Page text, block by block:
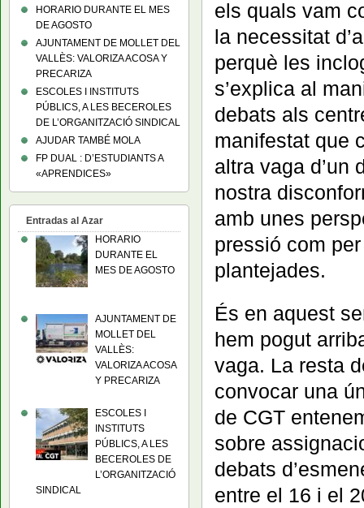
els quals vam
la necessitat
perquè les
s’explica al
debats als
manifestat que
altra vaga d’un
nostra
amb unes
pressió com
plantejades.
És en aquest
hem pogut
vaga. La resta
convocar una
de CGT
sobre
debats
entre el 16 i el
HORARIO DURANTE EL MES
DE AGOSTO
AJUNTAMENT DE MOLLET DEL
VALLÈS: VALORIZA ACOSA Y
PRECARIZA
ESCOLES I INSTITUTS
PÚBLICS, A LES BECEROLES
DE L’ORGANITZACIÓ SINDICAL
AJUDAR TAMBÉ MOLA
FP DUAL : D’ESTUDIANTS A
«APRENDICES»
Entradas al Azar
HORARIO
DURANTE EL
MES DE AGOSTO
AJUNTAMENT DE
MOLLET DEL
VALLÈS:
VALORIZA ACOSA
Y PRECARIZA
ESCOLES I
INSTITUTS
PÚBLICS, A LES
BECEROLES DE
L’ORGANITZACIÓ
SINDICAL